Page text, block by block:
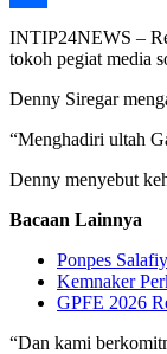
Share
INTIP24NEWS –
tokoh pegiat media
Denny Siregar
“Menghadiri ultah
Denny menyebut
Bacaan Lainnya
Ponpes
Kemnaker
GPFE 2026
“Dan kami